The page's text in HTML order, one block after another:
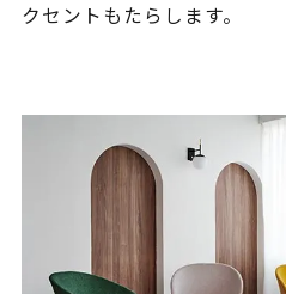
クセントもたらします。